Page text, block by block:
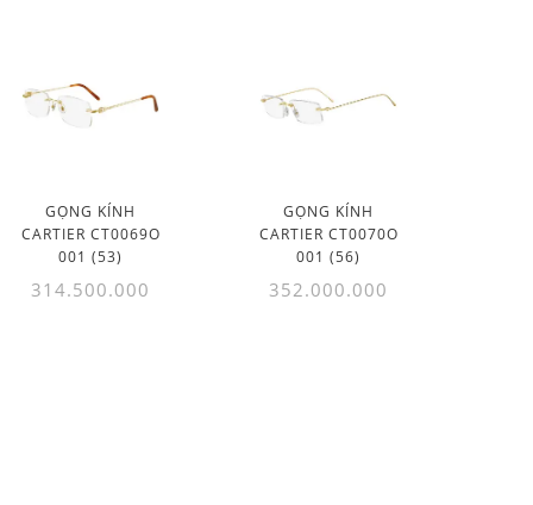
GỌNG KÍNH
CARTIER CT0069O
001 (53)
314.500.000
GỌNG KÍNH
CARTIER CT0070O
001 (56)
352.000.000